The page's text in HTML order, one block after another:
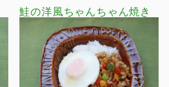
鮭の洋風ちゃんちゃん焼き